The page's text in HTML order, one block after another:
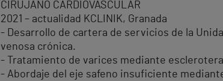
CIRUJANO CARDIOVASCULAR
2021 – actualidad KCLINIK, Granada
- Desarrollo de cartera de servicios de la
venosa crónica.
- Tratamiento de varices mediante
- Abordaje del eje safeno insuficiente